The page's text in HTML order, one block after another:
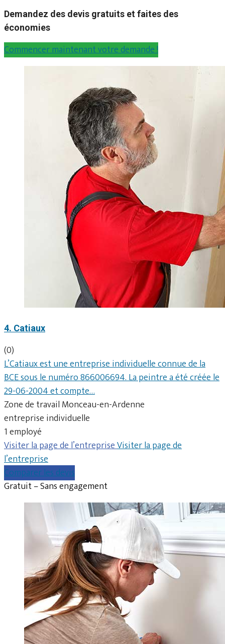
Demandez des devis gratuits et faites des
économies
Commencer maintenant votre demande !
4. Catiaux
(0)
L’Catiaux est une entreprise individuelle connue de la
BCE sous le numéro 866006694. La peintre a été créée le
29-06-2004 et compte…
Zone de travail Monceau-en-Ardenne
entreprise individuelle
1 employé
Visiter la page de l’entrepriseVisiter la page de
l’entreprise
Comparer les devis
Gratuit – Sans engagement